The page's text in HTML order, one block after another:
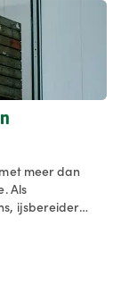
meer dan
Als
ijsbereiders
voor